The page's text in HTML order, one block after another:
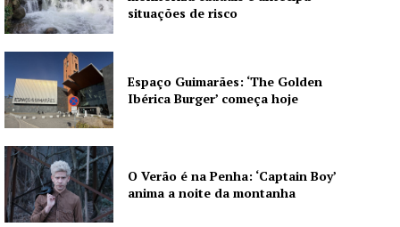
Quero ser Assinantesituações de risco
Espaço Guimarães: ‘The Golden
Ibérica Burger’ começa hoje
O Verão é na Penha: ‘Captain Boy’
anima a noite da montanha